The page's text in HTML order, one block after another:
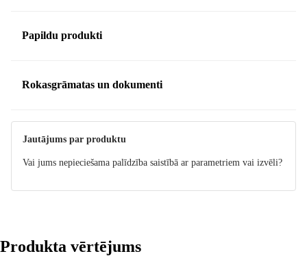
Papildu produkti
Rokasgrāmatas un dokumenti
Jautājums par produktu
Vai jums nepieciešama palīdzība saistībā ar parametriem vai izvēli?
Produkta vērtējums